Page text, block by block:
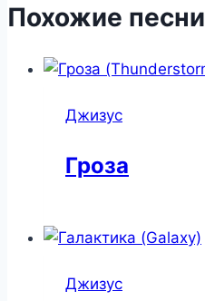
Похожие песни
Джизус
Гроза
Джизус